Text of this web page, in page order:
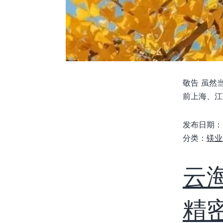
敬告 虽然
前上海、
发布日期：
分类： 镁
云
精